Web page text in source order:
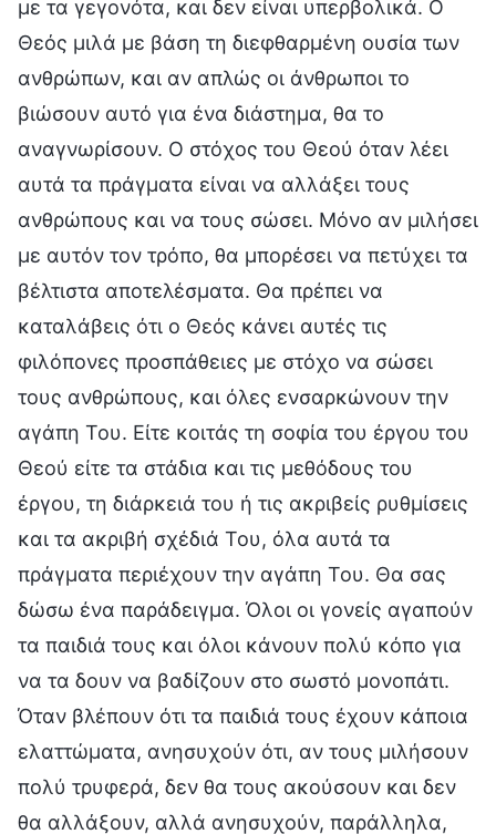
με τα γεγονότα, και δεν είναι υπερβολικά. Ο
Θεός μιλά με βάση τη διεφθαρμένη ουσία των
ανθρώπων, και αν απλώς οι άνθρωποι το
βιώσουν αυτό για ένα διάστημα, θα το
αναγνωρίσουν. Ο στόχος του Θεού όταν λέει
αυτά τα πράγματα είναι να αλλάξει τους
ανθρώπους και να τους σώσει. Μόνο αν μιλήσει
με αυτόν τον τρόπο, θα μπορέσει να πετύχει τα
βέλτιστα αποτελέσματα. Θα πρέπει να
καταλάβεις ότι ο Θεός κάνει αυτές τις
φιλόπονες προσπάθειες με στόχο να σώσει
τους ανθρώπους, και όλες ενσαρκώνουν την
αγάπη Του. Είτε κοιτάς τη σοφία του έργου του
Θεού είτε τα στάδια και τις μεθόδους του
έργου, τη διάρκειά του ή τις ακριβείς ρυθμίσεις
και τα ακριβή σχέδιά Του, όλα αυτά τα
πράγματα περιέχουν την αγάπη Του. Θα σας
δώσω ένα παράδειγμα. Όλοι οι γονείς αγαπούν
τα παιδιά τους και όλοι κάνουν πολύ κόπο για
να τα δουν να βαδίζουν στο σωστό μονοπάτι.
Όταν βλέπουν ότι τα παιδιά τους έχουν κάποια
ελαττώματα, ανησυχούν ότι, αν τους μιλήσουν
πολύ τρυφερά, δεν θα τους ακούσουν και δεν
θα αλλάξουν, αλλά ανησυχούν, παράλληλα,